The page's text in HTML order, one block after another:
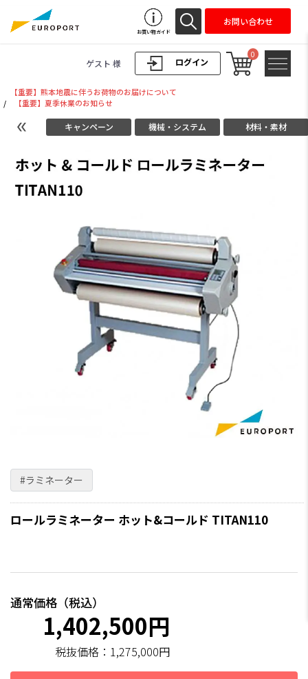
ログイン
ゲスト 様
0
お買い物ガイド
お問い合わせ
【重要】熊本地震に伴うお荷物のお届けについて
/
【重要】夏季休業のお知らせ
キャンペーン 機械・システム 材料・素材
#ラミネーター
ロールラミネーター ホット&コールド TITAN110
通常価格（税込）
1,402,500円
税抜価格： 1,275,000円